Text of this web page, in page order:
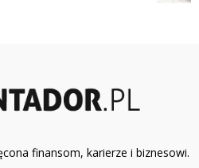
finansom, karierze i biznesowi.